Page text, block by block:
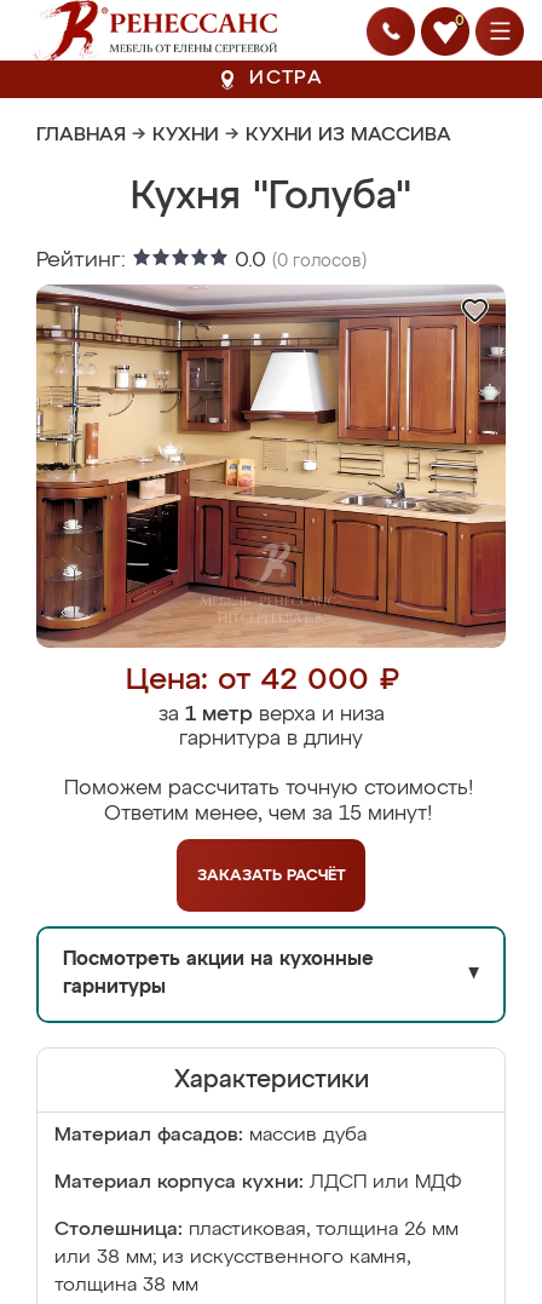
0
ИСТРА
ГЛАВНАЯ → КУХНИ → КУХНИ ИЗ МАССИВА
Кухня "Голуба"
Рейтинг: 0.0 (0 голосов)
Цена: от 42 000 ₽
за 1 метрверха и низа
гарнитура в длину
Поможем рассчитать точную стоимость!
Ответим менее, чем за 15 минут!
ЗАКАЗАТЬ РАСЧЁТ
Посмотреть акции на кухонные
гарнитуры
▼
Характеристики
Материал фасадов: массив дуба
Материал корпуса кухни: ЛДСП или МДФ
Столешница: пластиковая, толщина 26 мм
или 38 мм; из искусственного камня,
толщина 38 мм